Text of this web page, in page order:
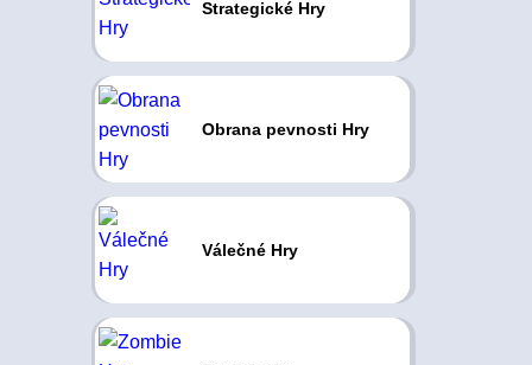
Strategické Hry
Obrana pevnosti Hry
Válečné Hry